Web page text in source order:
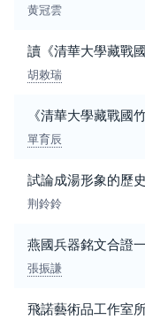
黄冠雲
讀《清華大學藏戰
胡敕瑞
《清華大學藏戰國
單育辰
試論成湯形象的歷
荆鈴鈴
燕國兵器銘文合證
張振謙
飛諾藝術品工作室